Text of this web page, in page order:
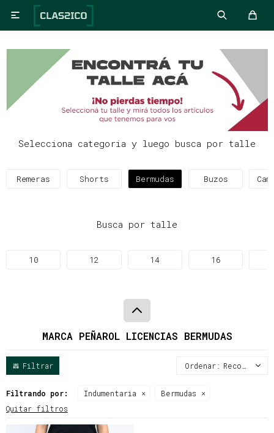

Selecciona categoria y luego busca por talle
Remeras Shorts Bermudas Buzos
Busca por talle
10 12 14 16
MARCA PEÑAROL LICENCIAS BERMUDAS
Recomendados
Filtrando por: Indumentaria
Bermudas
Quitar filtros